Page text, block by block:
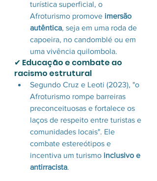
turística superficial, o
Afroturismo promove imersão
autêntica, seja em uma roda de
capoeira, no candomblé ou em
uma vivência quilombola.
✔ Educação e combate ao
racismo estrutural
Segundo Cruz e Leoti (2023), "o
Afroturismo rompe barreiras
preconceituosas e fortalece os
laços de respeito entre turistas e
comunidades locais". Ele
combate estereótipos e
incentiva um turismo inclusivo e
antirracista.